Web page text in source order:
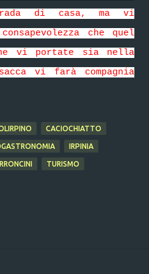
di casa, ma vi
che quel
vi portate sia nella
vi farà compagnia
CACIOCHIATTO
IRPINIA
TURISMO